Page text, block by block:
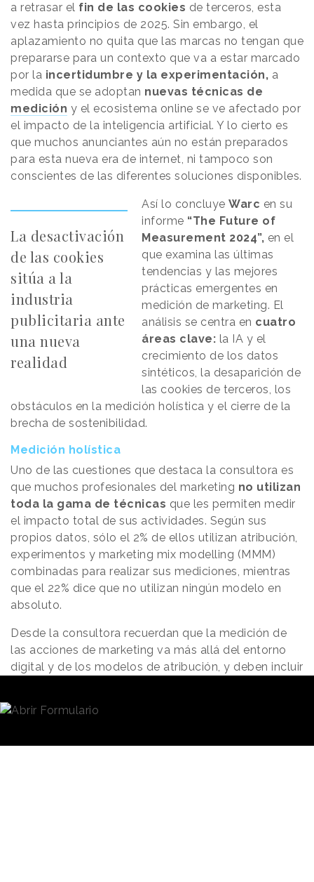
a retrasar el fin de las cookies de terceros, esta
vez hasta principios de 2025. Sin embargo, el
aplazamiento no quita que las marcas no tengan que
prepararse para un contexto que va a estar marcado
por la incertidumbre y la experimentación, a
medida que se adoptan nuevas técnicas de
medición y el ecosistema online se ve afectado por
el impacto de la inteligencia artificial. Y lo cierto es
que muchos anunciantes aún no están preparados
para esta nueva era de internet, ni tampoco son
conscientes de las diferentes soluciones disponibles.
La desactivación
de las cookies
sitúa a la
industria
publicitaria ante
una nueva
realidad
Así lo concluyeWarc en su
informe “The Future of
Measurement 2024”, en el
que examina las últimas
tendencias y las mejores
prácticas emergentes en
medición de marketing. El
análisis se centra en cuatro
áreas clave: la IA y el
crecimiento de los datos
sintéticos, la desaparición de
las cookies de terceros, los
obstáculos en la medición holística y el cierre de la
brecha de sostenibilidad.
Medición holística
Uno de las cuestiones que destaca la consultora es
que muchos profesionales del marketing no utilizan
toda la gama de técnicas que les permiten medir
el impacto total de sus actividades. Según sus
propios datos, sólo el 2% de ellos utilizan atribución,
experimentos y marketing mix modelling (MMM)
combinadas para realizar sus mediciones, mientras
que el 22% dice que no utilizan ningún modelo en
absoluto.
Desde la consultora recuerdan que la medición de
las acciones de marketing va más allá del entorno
digital y de los modelos de atribución, y deben incluir
fundamentales para lograr una medición holítica:
Modelos de atribución:que asigna un valor a los